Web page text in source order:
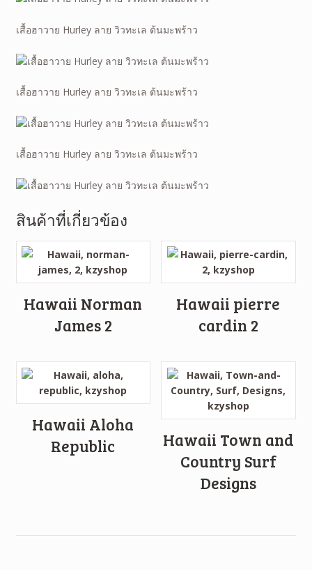
เสื้อฮาวาย Hurley ลาย วิวทะเล ต้นมะพร้าว
เสื้อฮาวาย Hurley ลาย วิวทะเล ต้นมะพร้าว
เสื้อฮาวาย Hurley ลาย วิวทะเล ต้นมะพร้าว
สินค้าที่เกี่ยวข้อง
Hawaii Norman
James 2
Hawaii pierre
cardin 2
Hawaii Aloha
Republic
Hawaii Town and
Country Surf
Designs